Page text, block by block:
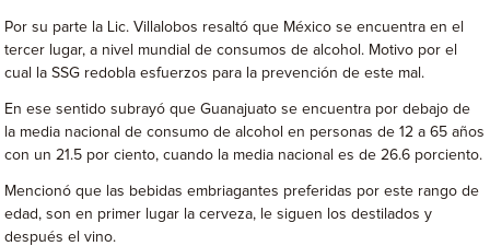
Por su parte la Lic. Villalobos resaltó que México se encuentra en el
tercer lugar, a nivel mundial de consumos de alcohol. Motivo por el
cual la SSG redobla esfuerzos para la prevención de este mal.
En ese sentido subrayó que Guanajuato se encuentra por debajo de
la media nacional de consumo de alcohol en personas de 12 a 65 años
con un 21.5 por ciento, cuando la media nacional es de 26.6 porciento.
Mencionó que las bebidas embriagantes preferidas por este rango de
edad, son en primer lugar la cerveza, le siguen los destilados y
después el vino.